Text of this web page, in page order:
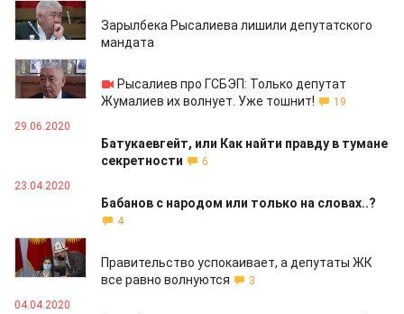
15.05.2021
Зарылбека Рысалиева лишили депутатского
мандата
04.02.2021
Рысалиев про ГСБЭП: Только депутат
Жумалиев их волнует. Уже тошнит!
19
29.06.2020
Батукаевгейт, или Как найти правду в тумане
секретности
6
23.04.2020
Бабанов с народом или только на словах..?
4
15.04.2020
Правительство успокаивает, а депутаты ЖК
все равно волнуются
3
04.04.2020